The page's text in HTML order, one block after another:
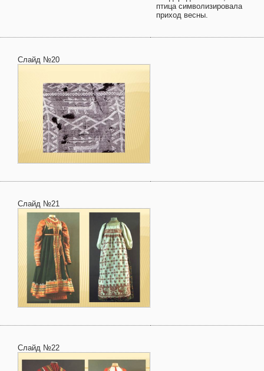
птица символизировала
приход весны.
Слайд №20
Слайд №21
Слайд №22